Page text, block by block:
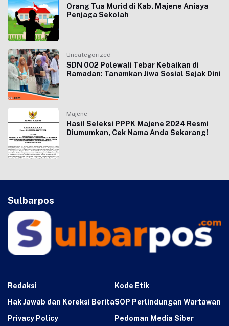
Orang Tua Murid di Kab. Majene Aniaya
Penjaga Sekolah
Uncategorized
SDN 002 Polewali Tebar Kebaikan di
Ramadan: Tanamkan Jiwa Sosial Sejak Dini
Majene
Hasil Seleksi PPPK Majene 2024 Resmi
Diumumkan, Cek Nama Anda Sekarang!
Sulbarpos
Redaksi
Kode Etik
Hak Jawab dan Koreksi BeritaSOP Perlindungan Wartawan
Privacy Policy
Pedoman Media Siber